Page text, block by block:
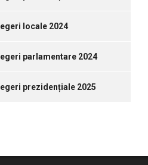
locale 2024
parlamentare 2024
prezidențiale 2025